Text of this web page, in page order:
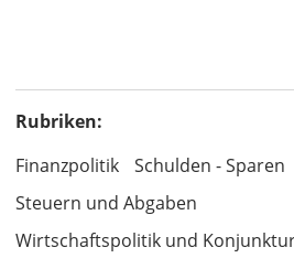
Rubriken:
Finanzpolitik
Schulden - Sparen
Steuern und Abgaben
Wirtschaftspolitik und